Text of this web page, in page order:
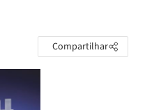
Compartilhar